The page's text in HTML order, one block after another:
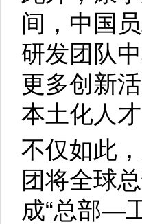
间，中国
研发团队
更多创新
本土化人才
不仅如此
团将全球
成“总部—